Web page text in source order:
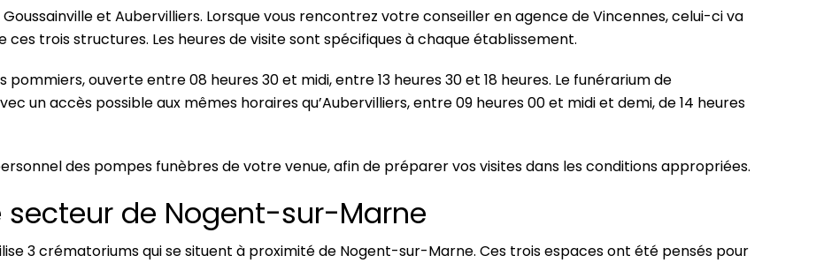
et Aubervilliers. Lorsque vous rencontrez votre conseiller en agence de Vincennes, celui-ci va
ces trois structures. Les heures de visite sont spécifiques à chaque établissement.
pommiers, ouverte entre 08 heures 30 et midi, entre 13 heures 30 et 18 heures. Le funérarium de
un accès possible aux mêmes horaires qu’Aubervilliers, entre 09 heures 00 et midi et demi, de 14 heures
des pompes funèbres de votre venue, afin de préparer vos visites dans les conditions appropriées.
de Nogent-sur-Marne
3 crématoriums qui se situent à proximité de Nogent-sur-Marne. Ces trois espaces ont été pensés pour